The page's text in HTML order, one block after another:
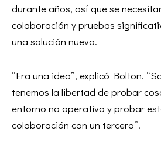
durante años, así que se
colaboración y pruebas
una solución nueva.
“Era una idea”, explicó Bolton.
tenemos la libertad de probar
entorno no operativo y probar
colaboración con un tercero”.